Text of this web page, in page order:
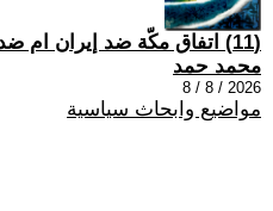
(11) اتفاق مكّة ضد إيران ام ضد اسرائيل؟
محمد حمد
2026 / 8 / 8
مواضيع وابحاث سياسية